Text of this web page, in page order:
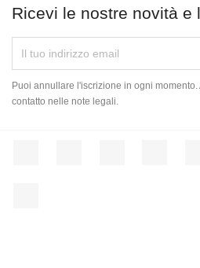
Ricevi le nostre novità e
Puoi annullare l'iscrizione in ogni
contatto nelle note legali.